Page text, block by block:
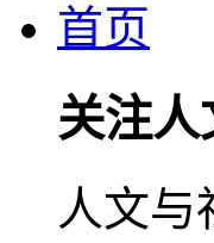
首页
关注
人文与